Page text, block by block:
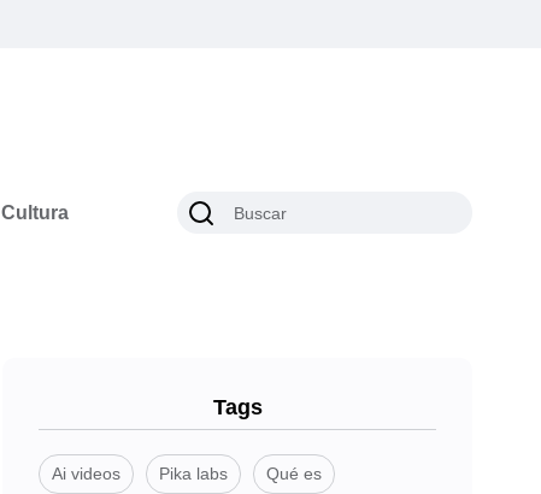
Cultura
Tags
Ai videos Pika labs Qué es